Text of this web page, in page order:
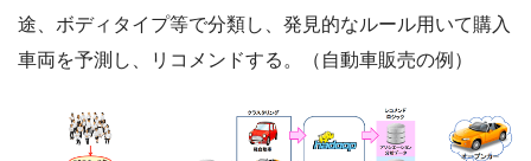
途、ボディタイプ等で分類し、発見的なルール用いて購入
車両を予測し、リコメンドする。（自動車販売の例）